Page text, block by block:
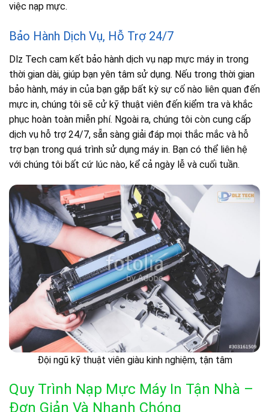
việc nạp mực.
Bảo Hành Dịch Vụ, Hỗ Trợ 24/7
Dlz Tech cam kết bảo hành dịch vụ nạp mực máy in trong
thời gian dài, giúp bạn yên tâm sử dụng. Nếu trong thời gian
bảo hành, máy in của bạn gặp bất kỳ sự cố nào liên quan đến
mực in, chúng tôi sẽ cử kỹ thuật viên đến kiểm tra và khắc
phục hoàn toàn miễn phí. Ngoài ra, chúng tôi còn cung cấp
dịch vụ hỗ trợ 24/7, sẵn sàng giải đáp mọi thắc mắc và hỗ
trợ bạn trong quá trình sử dụng máy in. Bạn có thể liên hệ
với chúng tôi bất cứ lúc nào, kể cả ngày lễ và cuối tuần.
Đội ngũ kỹ thuật viên giàu kinh nghiệm, tận tâm
Quy Trình Nạp Mực Máy In Tận Nhà –
Đơn Giản Và Nhanh Chóng